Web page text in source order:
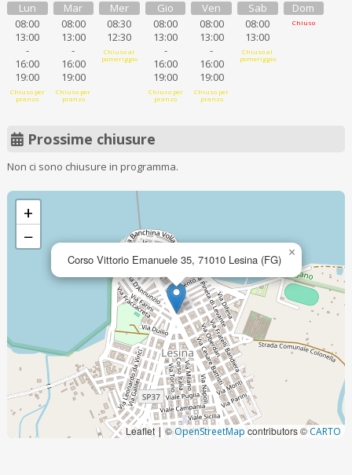
Lun
08:00
13:00
-
16:00
19:00
Chiuso per
pranzo
Mar
08:00
13:00
-
16:00
19:00
Chiuso per
pranzo
Mer
08:30
12:30
Chiuso al
pomeriggio
Gio
08:00
13:00
-
16:00
19:00
Chiuso per
pranzo
Ven
08:00
13:00
-
16:00
19:00
Chiuso per
pranzo
Sab
08:00
13:00
Chiuso al
pomeriggio
Dom
Chiuso
Prossime chiusure
Non ci sono chiusure in programma.
Corso Vittorio Emanuele 35, 71010 Lesina (FG) ×
+
−
Leaflet | ©OpenStreetMap contributors © CARTO